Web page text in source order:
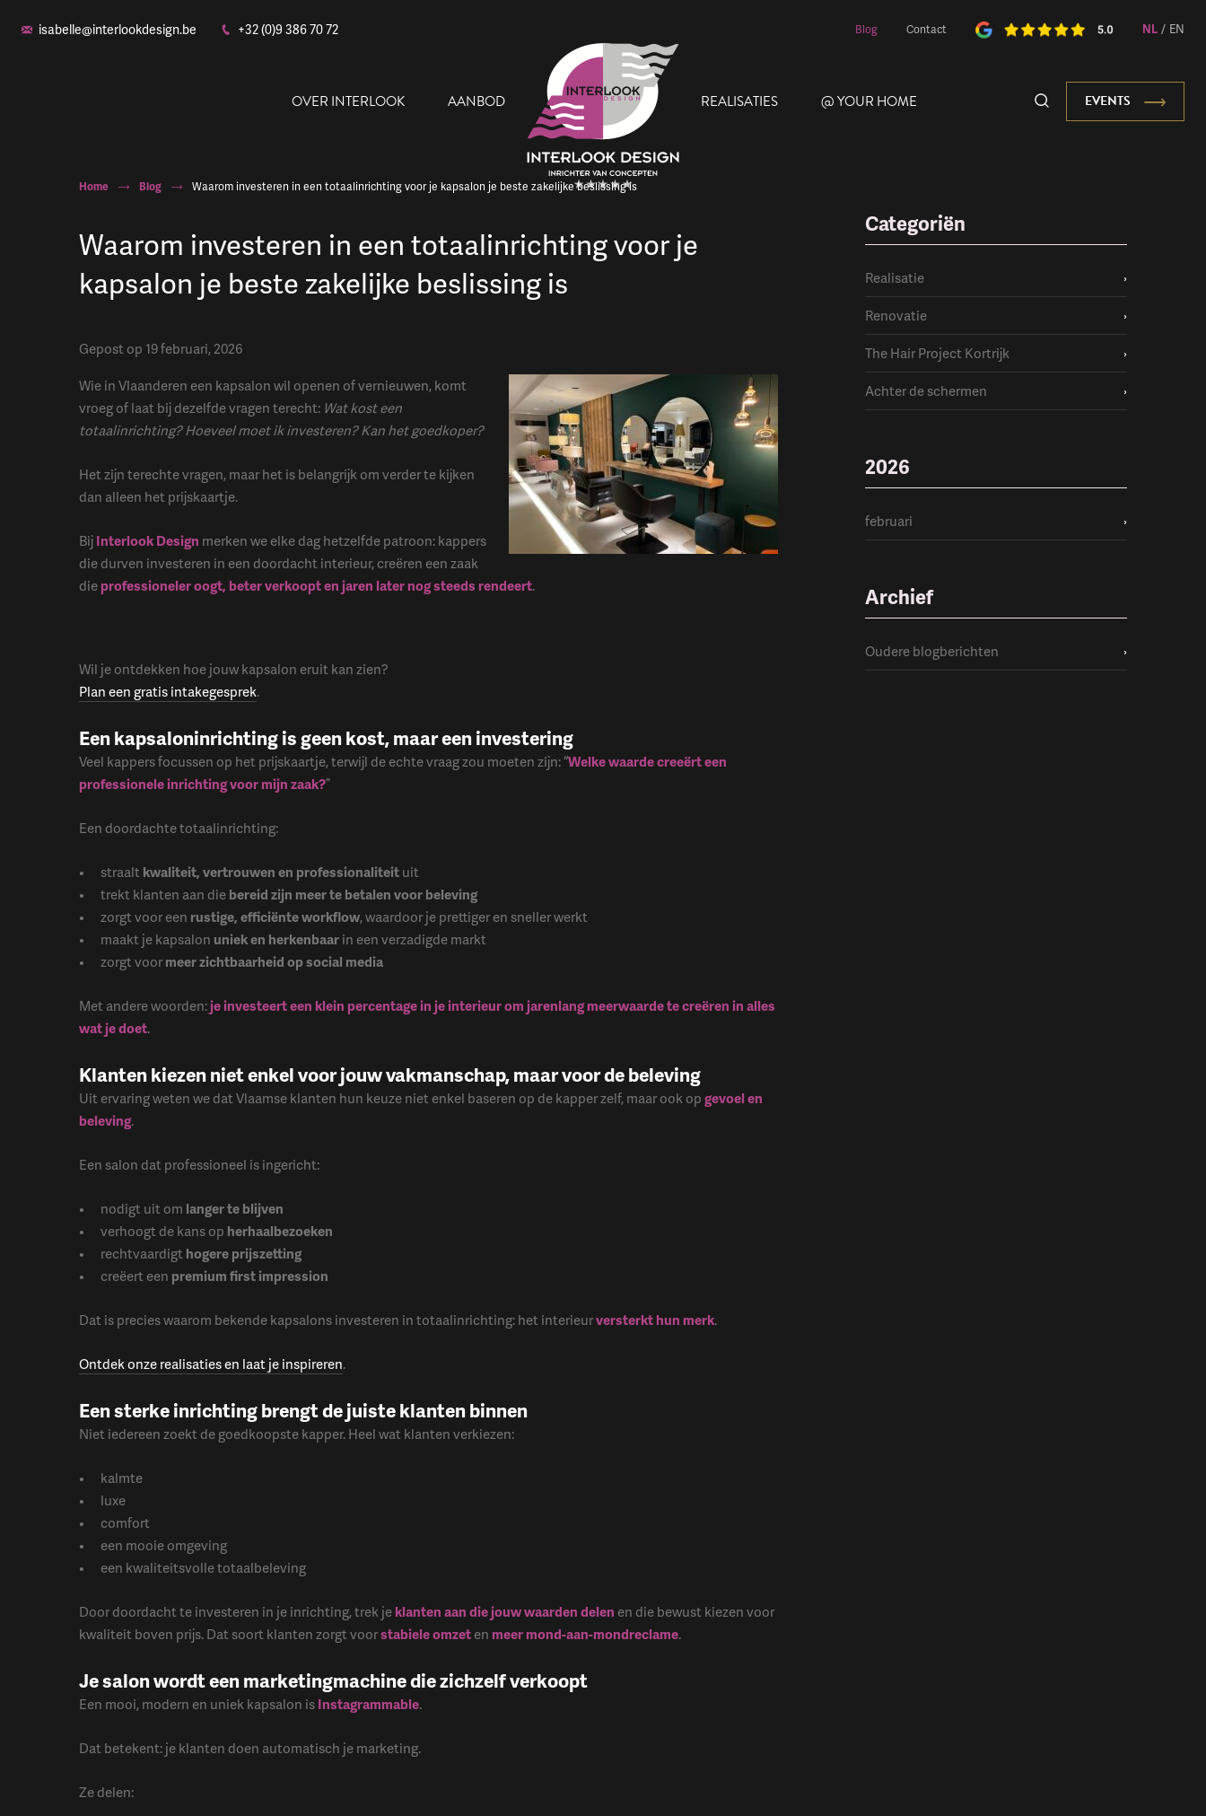
OVER INTERLOOK
Ons Team Onze Showroom Onze Mascotte
AANBOD REALISATIES @ YOUR HOME EVENTS
isabelle@interlookdesign.be +32 (0)9 386 70 72 Blog Contact NL / EN
Home Blog Waarom investeren in een totaalinrichting voor je kapsalon je beste zakelijke beslissing is
Waarom investeren in een totaalinrichting voor je
kapsalon je beste zakelijke beslissing is
Gepost op 19 februari, 2026
Wie in Vlaanderen een kapsalon wil openen of vernieuwen, komt
vroeg of laat bij dezelfde vragen terecht: Wat kost een
totaalinrichting? Hoeveel moet ik investeren? Kan het goedkoper?
Het zijn terechte vragen, maar het is belangrijk om verder te kijken
dan alleen het prijskaartje.
BijInterlook Design merken we elke dag hetzelfde patroon: kappers
die durven investeren in een doordacht interieur, creëren een zaak
dieprofessioneler oogt, beter verkoopt en jaren later nog steeds rendeert.
Wil je ontdekken hoe jouw kapsalon eruit kan zien?
Plan een gratis intakegesprek.
Een kapsaloninrichting is geen kost, maar een investering
Veel kappers focussen op het prijskaartje, terwijl de echte vraag zou moeten zijn: “Welke waarde creeërt een
professionele inrichting voor mijn zaak?”
Een doordachte totaalinrichting:
straaltkwaliteit, vertrouwen en professionaliteituit
trekt klanten aan diebereid zijn meer te betalen voor beleving
zorgt voor een rustige, efficiënte workflow, waardoor je prettiger en sneller werkt
maakt je kapsalon uniek en herkenbaarin een verzadigde markt
zorgt voormeer zichtbaarheid op social media
Met andere woorden:je investeert een klein percentage in je interieur om jarenlang meerwaarde te creëren in alles
wat je doet.
Klanten kiezen niet enkel voor jouw vakmanschap, maar voor de beleving
Uit ervaring weten we dat Vlaamse klanten hun keuze niet enkel baseren op de kapper zelf, maar ook opgevoel en
beleving.
Een salon dat professioneel is ingericht:
nodigt uit om langer te blijven
verhoogt de kans op herhaalbezoeken
rechtvaardigthogere prijszetting
creëert een premium first impression
Dat is precies waarom bekende kapsalons investeren in totaalinrichting: het interieurversterkt hun merk.
Ontdek onze realisaties en laat je inspireren.
Een sterke inrichting brengt de juiste klanten binnen
Niet iedereen zoekt de goedkoopste kapper. Heel wat klanten verkiezen:
kalmte
luxe
comfort
een mooie omgeving
een kwaliteitsvolle totaalbeleving
Door doordacht te investeren in je inrichting, trek jeklanten aan die jouw waarden delen en die bewust kiezen voor
kwaliteit boven prijs. Dat soort klanten zorgt voorstabiele omzeten meer mond-aan-mondreclame.
Je salon wordt een marketingmachine die zichzelf verkoopt
Een mooi, modern en uniek kapsalon isInstagrammable.
Dat betekent: je klanten doen automatisch je marketing.
Ze delen:
Categoriën
Realisatie
›
Renovatie
›
The Hair Project Kortrijk
›
Achter de schermen
›
2026
februari ›
Archief
Oudere blogberichten ›